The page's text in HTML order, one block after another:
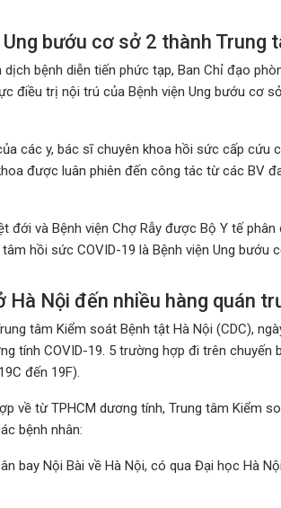
Ung bướu cơ sở 2 thành Trung
bệnh diễn tiến phức tạp, Ban Chỉ đạo
điều trị nội trú của Bệnh viện Ung bướu cơ
các y, bác sĩ chuyên khoa hồi sức cấp cứu
được luân phiên đến công tác từ các BV
đới và Bệnh viện Chợ Rẫy được Bộ Y tế
hồi sức COVID-19 là Bệnh viện Ung bướu
Hà Nội đến nhiều hàng quán
tâm Kiểm soát Bệnh tật Hà Nội (CDC),
tính COVID-19. 5 trường hợp đi trên chuyến
đến 19F).
về từ TPHCM dương tính, Trung tâm Kiểm
bệnh nhân:
bay Nội Bài về Hà Nội, có qua Đại học Hà